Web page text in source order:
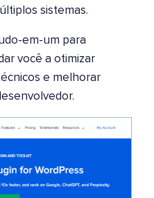
sistemas.
em-um para
você a otimizar
e melhorar